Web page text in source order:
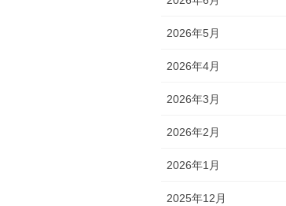
2026年5月
2026年4月
2026年3月
2026年2月
2026年1月
2025年12月